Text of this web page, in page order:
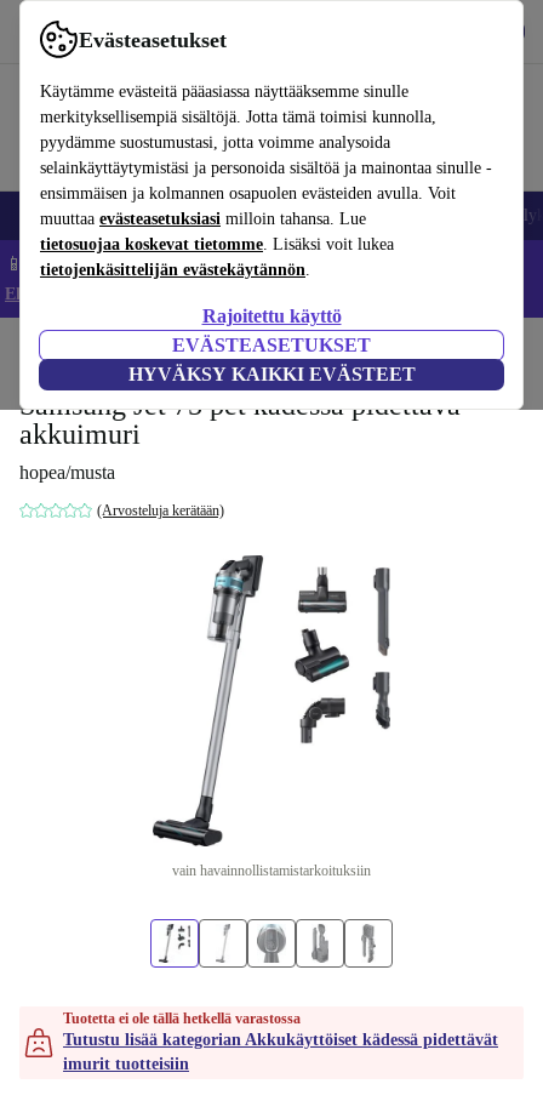
Evästeasetukset
Käytämme evästeitä pääasiassa näyttääksemme sinulle
merkityksellisempiä sisältöjä. Jotta tämä toimisi kunnolla,
pyydämme suostumustasi, jotta voimme analysoida
selainkäyttäytymistäsi ja personoida sisältöä ja mainontaa sinulle -
ensimmäisen ja kolmannen osapuolen evästeiden avulla. Voit
muuttaa evästeasetuksiasi milloin tahansa. Lue
tietosuojaa koskevat tietomme. Lisäksi voit lukea
tietojenkäsittelijän evästekäytännön.
Rajoitettu käyttö
EVÄSTEASETUKSET
HYVÄKSY KAIKKI EVÄSTEET
Käytä refurbed-palvelua nopeasti ja helposti
Matkapuhelimet ja älypuhelimet Kannettavat tietokoneet
📱 Säästä 5 % LISÄÄ iPhoneista – Koodi: IPHONEDEAL –
Ehdot ja säännöt
Lattianhoito Akkukäyttöiset kädessä pidettävät imurit
Samsung Jet 75 pet kädessä pidettävä
akkuimuri
hopea/musta
(Arvosteluja kerätään)
vain havainnollistamistarkoituksiin
Tuotetta ei ole tällä hetkellä varastossa
Tutustu lisää kategorian Akkukäyttöiset kädessä pidettävät
imurit tuotteisiin